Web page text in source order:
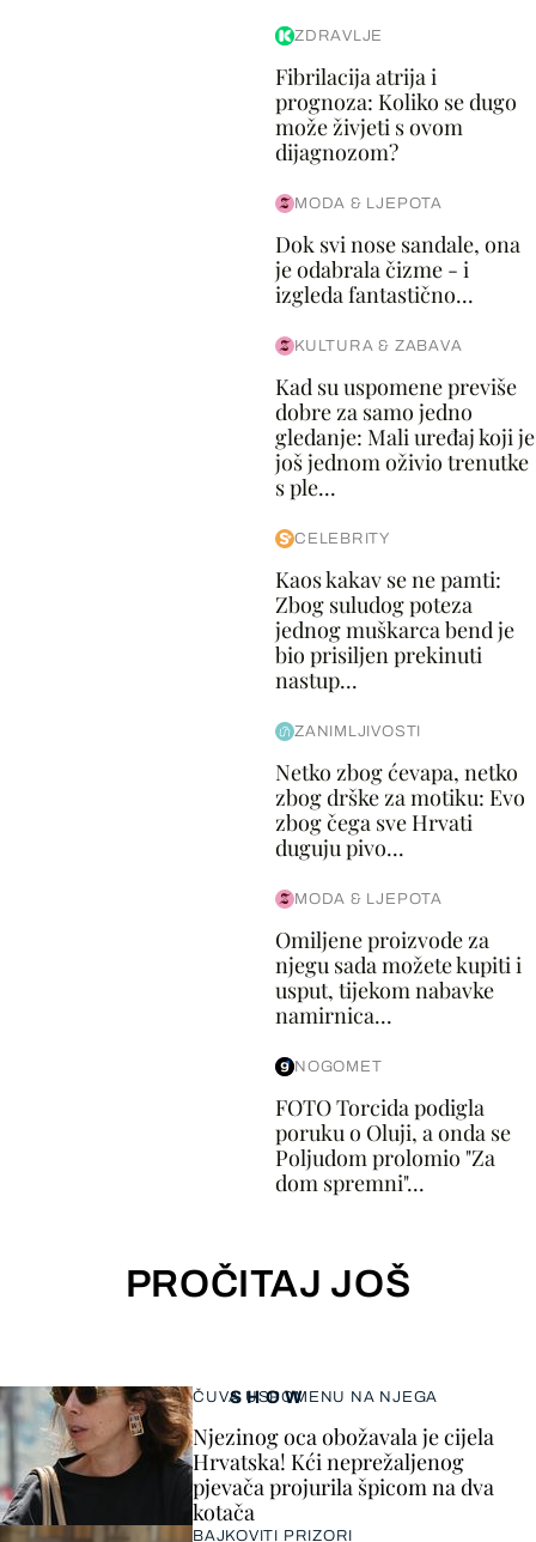
ZDRAVLJE
Fibrilacija atrija i
prognoza: Koliko se dugo
može živjeti s ovom
dijagnozom?
MODA & LJEPOTA
Dok svi nose sandale, ona
je odabrala čizme - i
izgleda fantastično...
KULTURA & ZABAVA
Kad su uspomene previše
dobre za samo jedno
gledanje: Mali uređaj koji je
još jednom oživio trenutke
s ple...
CELEBRITY
Kaos kakav se ne pamti:
Zbog suludog poteza
jednog muškarca bend je
bio prisiljen prekinuti
nastup...
ZANIMLJIVOSTI
Netko zbog ćevapa, netko
zbog drške za motiku: Evo
zbog čega sve Hrvati
duguju pivo...
MODA & LJEPOTA
Omiljene proizvode za
njegu sada možete kupiti i
usput, tijekom nabavke
namirnica...
NOGOMET
FOTO Torcida podigla
poruku o Oluji, a onda se
Poljudom prolomio "Za
dom spremni"...
PROČITAJ JOŠ
SHOW
ČUVA USPOMENU NA NJEGA
Njezinog oca obožavala je cijela
Hrvatska! Kći neprežaljenog
pjevača projurila špicom na dva
kotača
BAJKOVITI PRIZORI